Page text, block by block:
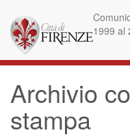
contenuto
principale
1999 al
Archivio
stampa